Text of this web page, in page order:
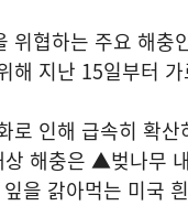
위협하는 주요 해
해 지난 15일부터
로 인해 급속히 확
상 해충은 ▲벚나무
을 갉아먹는 미국